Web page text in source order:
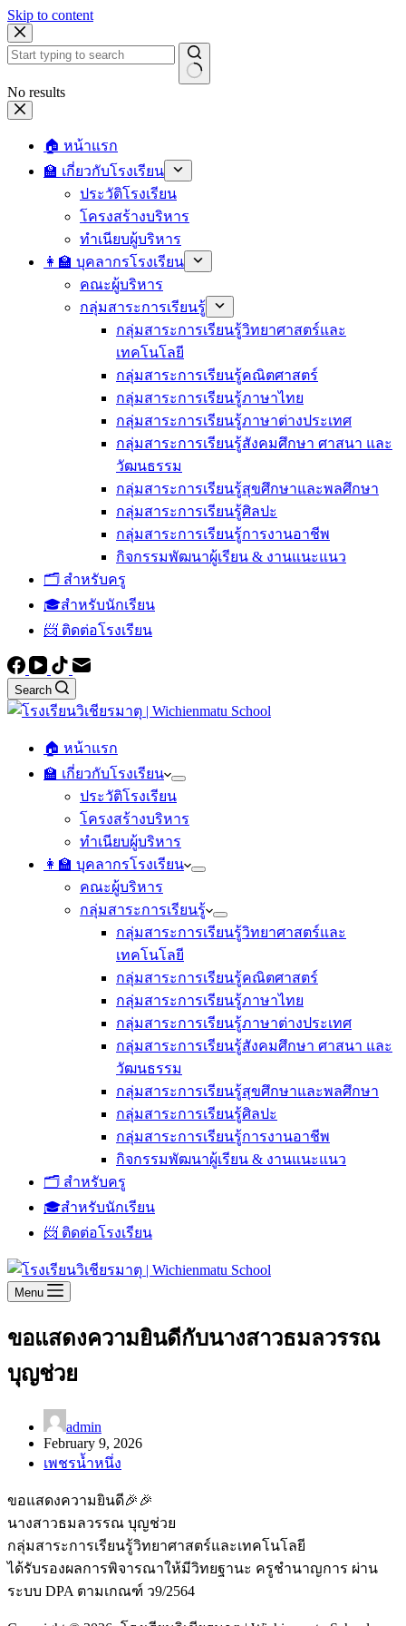
Skip to content
No results
🏠 หน้าแรก
🏫 เกี่ยวกับโรงเรียน
ประวัติโรงเรียน
โครงสร้างบริหาร
ทำเนียบผู้บริหาร
👩‍🏫 บุคลากรโรงเรียน
คณะผู้บริหาร
กลุ่มสาระการเรียนรู้
กลุ่มสาระการเรียนรู้วิทยาศาสตร์และ
เทคโนโลยี
กลุ่มสาระการเรียนรู้คณิตศาสตร์
กลุ่มสาระการเรียนรู้ภาษาไทย
กลุ่มสาระการเรียนรู้ภาษาต่างประเทศ
กลุ่มสาระการเรียนรู้สังคมศึกษา ศาสนา และ
วัฒนธรรม
กลุ่มสาระการเรียนรู้สุขศึกษาและพลศึกษา
กลุ่มสาระการเรียนรู้ศิลปะ
กลุ่มสาระการเรียนรู้การงานอาชีพ
กิจกรรมพัฒนาผู้เรียน & งานแนะแนว
🗂️ สำหรับครู
🎓สำหรับนักเรียน
📨 ติดต่อโรงเรียน
Search
🏠 หน้าแรก
🏫 เกี่ยวกับโรงเรียน
ประวัติโรงเรียน
โครงสร้างบริหาร
ทำเนียบผู้บริหาร
👩‍🏫 บุคลากรโรงเรียน
คณะผู้บริหาร
กลุ่มสาระการเรียนรู้
กลุ่มสาระการเรียนรู้วิทยาศาสตร์และ
เทคโนโลยี
กลุ่มสาระการเรียนรู้คณิตศาสตร์
กลุ่มสาระการเรียนรู้ภาษาไทย
กลุ่มสาระการเรียนรู้ภาษาต่างประเทศ
กลุ่มสาระการเรียนรู้สังคมศึกษา ศาสนา และ
วัฒนธรรม
กลุ่มสาระการเรียนรู้สุขศึกษาและพลศึกษา
กลุ่มสาระการเรียนรู้ศิลปะ
กลุ่มสาระการเรียนรู้การงานอาชีพ
กิจกรรมพัฒนาผู้เรียน & งานแนะแนว
🗂️ สำหรับครู
🎓สำหรับนักเรียน
📨 ติดต่อโรงเรียน
Menu
ขอแสดงความยินดีกับนางสาวธมลวรรณ
บุญช่วย
admin
February 9, 2026
เพชรน้ำหนึ่ง
ขอแสดงความยินดี🎉🎉
นางสาวธมลวรรณ บุญช่วย
กลุ่มสาระการเรียนรู้วิทยาศาสตร์และเทคโนโลยี
ได้รับรองผลการพิจารณาให้มีวิทยฐานะ ครูชำนาญการ ผ่าน
ระบบ DPA ตามเกณฑ์ ว9/2564